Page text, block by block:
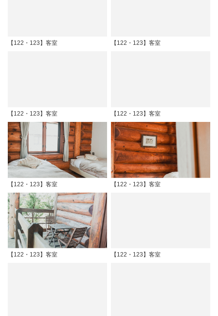
【122・123】客室 【122・123】客室
【122・123】客室 【122・123】客室
【122・123】客室 【122・123】客室
【122・123】客室 【122・123】客室